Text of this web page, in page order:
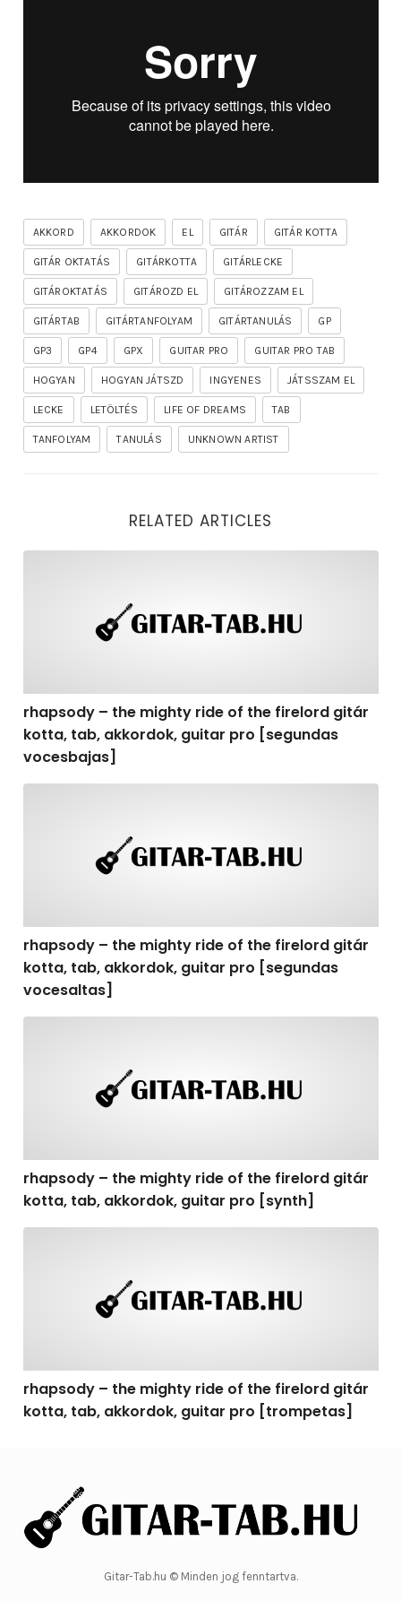
AKKORD AKKORDOK EL GITÁR GITÁR KOTTA
GITÁR OKTATÁS GITÁRKOTTA GITÁRLECKE
GITÁROKTATÁS GITÁROZD EL GITÁROZZAM EL
GITÁRTAB GITÁRTANFOLYAM GITÁRTANULÁS GP
GP3 GP4 GPX GUITAR PRO GUITAR PRO TAB
HOGYAN HOGYAN JÁTSZD INGYENES JÁTSSZAM EL
LECKE LETÖLTÉS LIFE OF DREAMS TAB
TANFOLYAM TANULÁS UNKNOWN ARTIST
RELATED ARTICLES
rhapsody – the mighty ride of the firelord gitár
kotta, tab, akkordok, guitar pro [segundas
vocesbajas]
rhapsody – the mighty ride of the firelord gitár
kotta, tab, akkordok, guitar pro [segundas
vocesaltas]
rhapsody – the mighty ride of the firelord gitár
kotta, tab, akkordok, guitar pro [synth]
rhapsody – the mighty ride of the firelord gitár
kotta, tab, akkordok, guitar pro [trompetas]
Gitar-Tab.hu © Minden jog fenntartva.